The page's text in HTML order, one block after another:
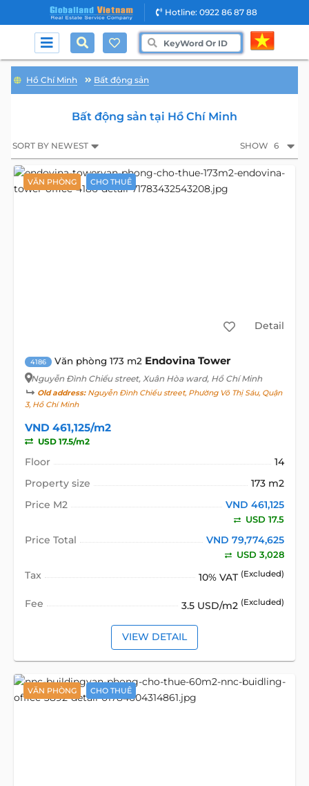
Hotline: 0922 86 87 88
Hồ Chí Minh Bất động sản
Bất động sản tại Hồ Chí Minh
SORT BY NEWEST SHOW 6
VĂN PHÒNG CHO THUÊ
Detail
4186 Văn phòng 173 m2 Endovina Tower
Nguyễn Đình Chiểu street, Xuân Hòa ward, Hồ Chí Minh
Old address:Nguyễn Đình Chiểu street, Phường Võ Thị Sáu, Quận
3, Hồ Chí Minh
VND 461,125/m2
USD 17.5/m2
Floor
14
Property size
173 m2
Price M2
VND 461,125
USD 17.5
Price Total VND 79,774,625
USD 3,028
Tax 10% VAT (Excluded)
Fee 3.5 USD/m2 (Excluded)
VIEW DETAIL
VĂN PHÒNG CHO THUÊ